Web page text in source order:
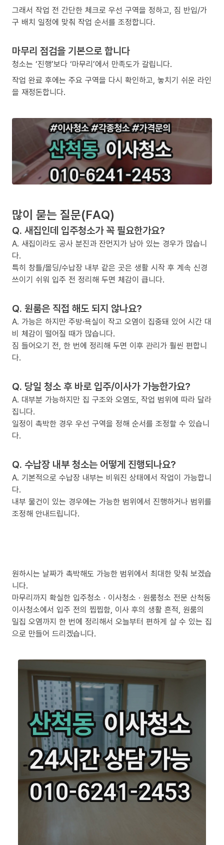
그래서 작업 전 간단한 체크로 우선 구역을 정하고, 짐 반입/가
구 배치 일정에 맞춰 작업 순서를 조정합니다.
마무리 점검을 기본으로 합니다
청소는 ‘진행’보다 ‘마무리’에서 만족도가 갈립니다.
작업 완료 후에는 주요 구역을 다시 확인하고, 놓치기 쉬운 라인
을 재정돈합니다.
많이 묻는 질문(FAQ)
Q. 새집인데 입주청소가 꼭 필요한가요?
A. 새집이라도 공사 분진과 잔먼지가 남아 있는 경우가 많습니
다.
특히 창틀/몰딩/수납장 내부 같은 곳은 생활 시작 후 계속 신경
쓰이기 쉬워 입주 전 정리해 두면 체감이 큽니다.
Q. 원룸은 직접 해도 되지 않나요?
A. 가능은 하지만 주방·욕실이 작고 오염이 집중돼 있어 시간 대
비 체감이 떨어질 때가 많습니다.
짐 들어오기 전, 한 번에 정리해 두면 이후 관리가 훨씬 편합니
다.
Q. 당일 청소 후 바로 입주/이사가 가능한가요?
A. 대부분 가능하지만 집 구조와 오염도, 작업 범위에 따라 달라
집니다.
일정이 촉박한 경우 우선 구역을 정해 순서를 조정할 수 있습니
다.
Q. 수납장 내부 청소는 어떻게 진행되나요?
A. 기본적으로 수납장 내부는 비워진 상태에서 작업이 가능합니
다.
내부 물건이 있는 경우에는 가능한 범위에서 진행하거나 범위를
조정해 안내드립니다.
원하시는 날짜가 촉박해도 가능한 범위에서 최대한 맞춰 보겠습
니다.
마무리까지 확실한 입주청소 · 이사청소 · 원룸청소 전문 산척동
이사청소에서 입주 전의 찝찝함, 이사 후의 생활 흔적, 원룸의
밀집 오염까지 한 번에 정리해서 오늘부터 편하게 살 수 있는 집
으로 만들어 드리겠습니다.